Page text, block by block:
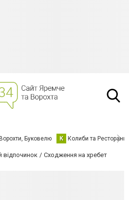
Буковелю К Колиби та Ресторани
відпочинок
Сходження на хребет